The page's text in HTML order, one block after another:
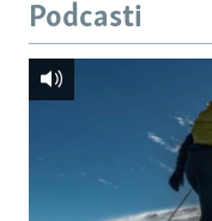
Podcasti